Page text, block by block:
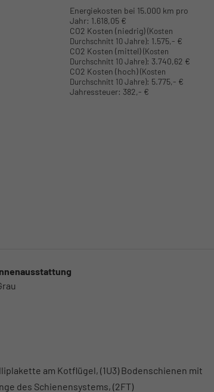
Energiekosten bei 15.000 km pro
Jahr: 1.618,05 €
CO2 Kosten (niedrig)(Kosten
Durchschnitt 10 Jahre): 1.575,- €
CO2 Kosten (mittel)(Kosten
Durchschnitt 10 Jahre): 3.740,62 €
CO2 Kosten (hoch)(Kosten
Durchschnitt 10 Jahre): 5.775,- €
Jahressteuer: 382,- €
am Kotflügel, (1U3) Bodenschienen mit
des Schienensystems, (2FT)